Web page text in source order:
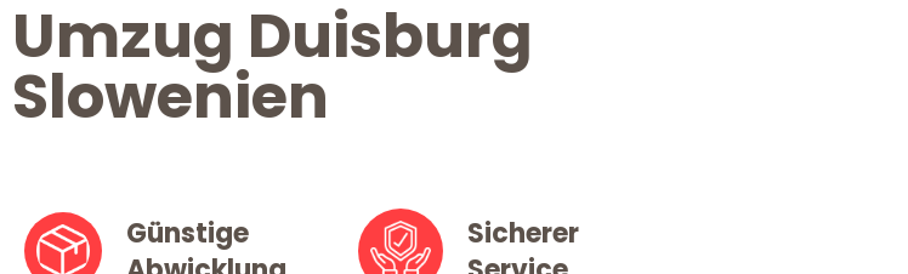
Umzug Duisburg
Slowenien
Günstige
Sicherer